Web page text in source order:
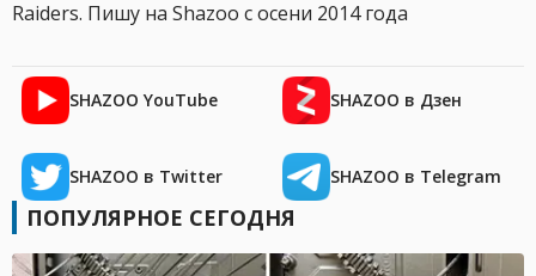
Raiders. Пишу на Shazoo с осени 2014 года
SHAZOO YouTube SHAZOO в Дзен
SHAZOO в Twitter SHAZOO в Telegram
ПОПУЛЯРНОЕ СЕГОДНЯ